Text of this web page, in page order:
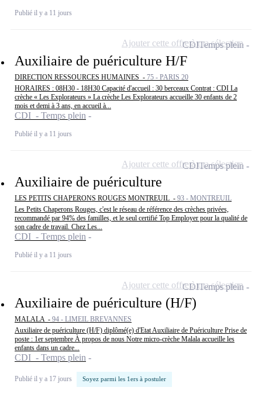
Publié il y a 11 jours
Auxiliaire de puériculture H/F
DIRECTION RESSOURCES HUMAINES - 75 - PARIS 20
HORAIRES : 08H30 - 18H30 Capacité d'accueil : 30 berceaux Contrat : CDI La
crèche « Les Explorateurs » La crèche Les Explorateurs accueille 30 enfants de 2
mois et demi à 3 ans, en accueil à...
CDI - Temps plein
Publié il y a 11 jours
CDITemps plein
Ajouter cette offre à ma sélection
Auxiliaire de puériculture
LES PETITS CHAPERONS ROUGES MONTREUIL - 93 - MONTREUIL
Les Petits Chaperons Rouges, c'est le réseau de référence des crèches privées,
recommandé par 94% des familles, et le seul certifié Top Employer pour la qualité de
son cadre de travail. Chez Les...
CDI - Temps plein
Publié il y a 11 jours
CDITemps plein
Ajouter cette offre à ma sélection
Auxiliaire de puériculture (H/F)
MALALA - 94 - LIMEIL BREVANNES
Auxiliaire de puériculture (H/F) diplômé(e) d'Etat Auxiliaire de Puériculture Prise de
poste : 1er septembre À propos de nous Notre micro-crèche Malala accueille les
enfants dans un cadre...
CDI - Temps plein
Publié il y a 17 jours Soyez parmi les 1ers à postuler
CDITemps plein
Ajouter cette offre à ma sélection